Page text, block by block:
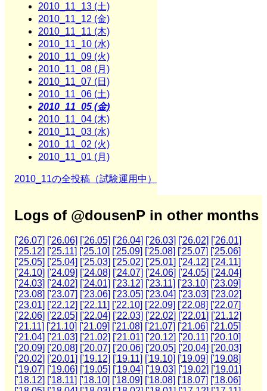
2010_11_13 (土)
2010_11_12 (金)
2010_11_11 (木)
2010_11_10 (水)
2010_11_09 (火)
2010_11_08 (月)
2010_11_07 (日)
2010_11_06 (土)
2010_11_05 (金)
2010_11_04 (木)
2010_11_03 (水)
2010_11_02 (火)
2010_11_01 (月)
2010_11の全投稿（試験運用中）
Logs of @dousenP in other months
['26.07] ['26.06] ['26.05] ['26.04] ['26.03] ['26.02] ['26.01]
['25.12] ['25.11] ['25.10] ['25.09] ['25.08] ['25.07] ['25.06]
['25.05] ['25.04] ['25.03] ['25.02] ['25.01] ['24.12] ['24.11]
['24.10] ['24.09] ['24.08] ['24.07] ['24.06] ['24.05] ['24.04]
['24.03] ['24.02] ['24.01] ['23.12] ['23.11] ['23.10] ['23.09]
['23.08] ['23.07] ['23.06] ['23.05] ['23.04] ['23.03] ['23.02]
['23.01] ['22.12] ['22.11] ['22.10] ['22.09] ['22.08] ['22.07]
['22.06] ['22.05] ['22.04] ['22.03] ['22.02] ['22.01] ['21.12]
['21.11] ['21.10] ['21.09] ['21.08] ['21.07] ['21.06] ['21.05]
['21.04] ['21.03] ['21.02] ['21.01] ['20.12] ['20.11] ['20.10]
['20.09] ['20.08] ['20.07] ['20.06] ['20.05] ['20.04] ['20.03]
['20.02] ['20.01] ['19.12] ['19.11] ['19.10] ['19.09] ['19.08]
['19.07] ['19.06] ['19.05] ['19.04] ['19.03] ['19.02] ['19.01]
['18.12] ['18.11] ['18.10] ['18.09] ['18.08] ['18.07] ['18.06]